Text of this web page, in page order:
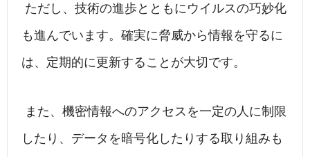
ただし、技術の進歩とともにウイルスの巧妙化
も進んでいます。確実に脅威から情報を守るに
は、定期的に更新することが大切です。
また、機密情報へのアクセスを一定の人に制限
したり、データを暗号化したりする取り組みも